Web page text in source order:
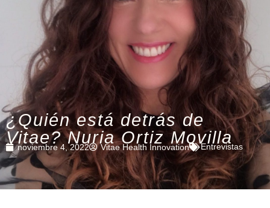
¿Quién está detrás de
Vitae? Nuria Ortiz Movilla
noviembre 4, 2022 Vitae Health Innovation Entrevistas